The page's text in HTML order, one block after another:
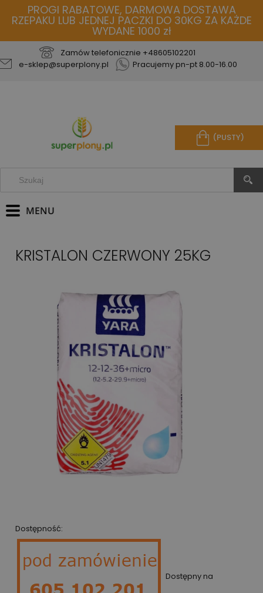
PROGI RABATOWE, DARMOWA DOSTAWA
RZEPAKU LUB JEDNEJ PACZKI DO 30KG ZA KAŻDE
WYDANE 1000 zł
Zamów telefonicznie +48605102201
e-sklep@superplony.pl
Pracujemy pn-pt 8.00-16.00
(PUSTY)
KRISTALON CZERWONY 25KG
Dostępność:
Dostępny na